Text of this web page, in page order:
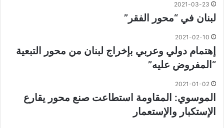
2021-03-23
لبنان في “محور الفقر”
2021-02-10
إهتمام دولي وعربي بإخراج لبنان من محور التبعية
“المفروض عليه”
2021-01-02
الموسوي: المقاومة استطاعت صنع محور يقارع
الإستكبار والإستعمار